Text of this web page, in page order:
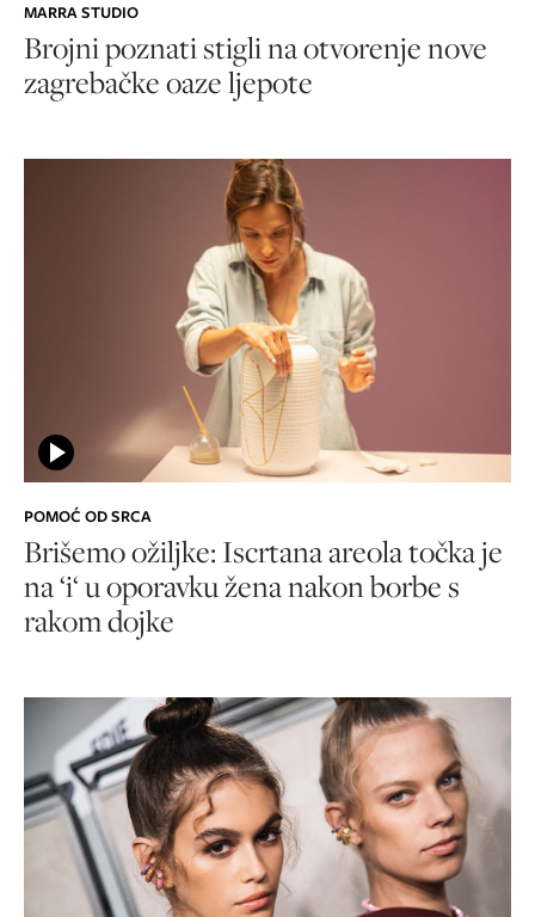
MARRA STUDIO
Brojni poznati stigli na otvorenje nove
zagrebačke oaze ljepote
POMOĆ OD SRCA
Brišemo ožiljke: Iscrtana areola točka je
na ‘i‘ u oporavku žena nakon borbe s
rakom dojke